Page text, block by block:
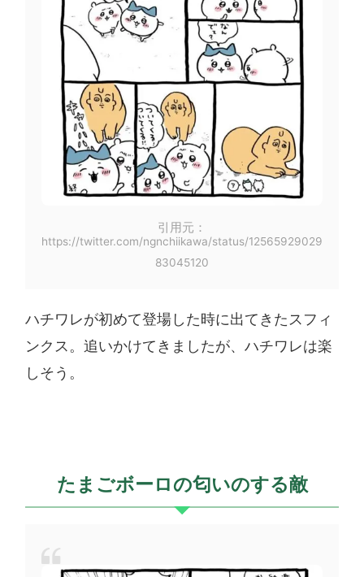
引用元：
https://twitter.com/ngnchiikawa/status/12565929029
83045120
ハチワレが初めて登場した時に出てきたスフィ
ンクス。追いかけてきましたが、ハチワレは楽
しそう。
たまごボーロの匂いのする敵